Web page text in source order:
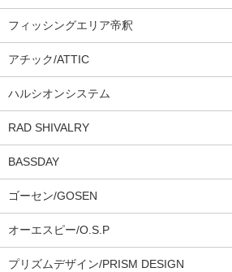
フィッシングエリア帝釈
アチック/ATTIC
ハルシオンシステム
RAD SHIVALRY
BASSDAY
ゴーセン/GOSEN
オーエスピー/O.S.P
プリズムデザイン/PRISM DESIGN